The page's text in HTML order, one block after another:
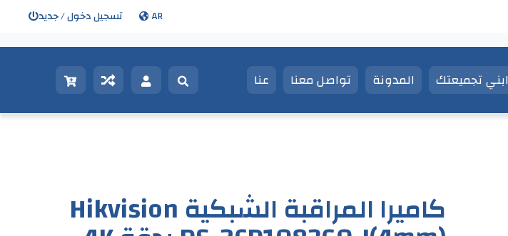
AR تسجيل دخول / جديد
ابني تجميعتك المدونة تواصل معنا عنا
كاميرا المراقبة الشبكية Hikvision